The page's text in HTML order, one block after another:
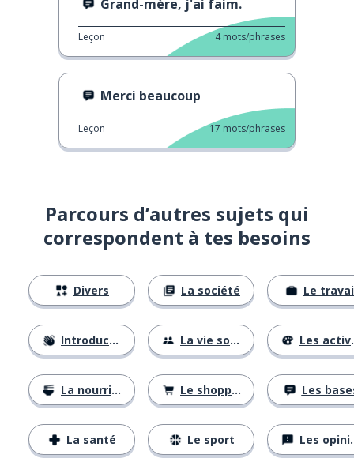
Grand-mère, j'ai faim.
Leçon 4 mots/phrases
Merci beaucoup
Leçon 17 mots/phrases
Parcours d’autres sujets qui
correspondent à tes besoins
Divers
Introductions
La nourriture
La santé
La société
La vie sociale
Le shopping
Le sport
Le
Les activités
Les
Les opinions